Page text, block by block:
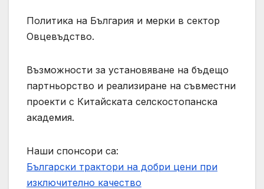
Политика на България и мерки в сектор
Овцевъдство.
Възможности за установяване на бъдещо
партньорство и реализиране на съвместни
проекти с Китайската селскостопанска
академия.
Наши спонсори са:
Български трактори на добри цени при
изключително качество